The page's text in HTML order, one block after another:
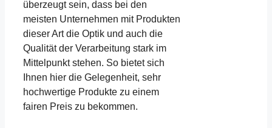
überzeugt sein, dass bei den
meisten Unternehmen mit Produkten
dieser Art die Optik und auch die
Qualität der Verarbeitung stark im
Mittelpunkt stehen. So bietet sich
Ihnen hier die Gelegenheit, sehr
hochwertige Produkte zu einem
fairen Preis zu bekommen.